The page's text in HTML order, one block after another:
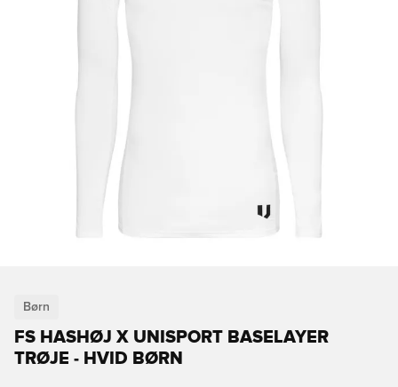
Børn
FS HASHØJ X UNISPORT BASELAYER
TRØJE - HVID BØRN